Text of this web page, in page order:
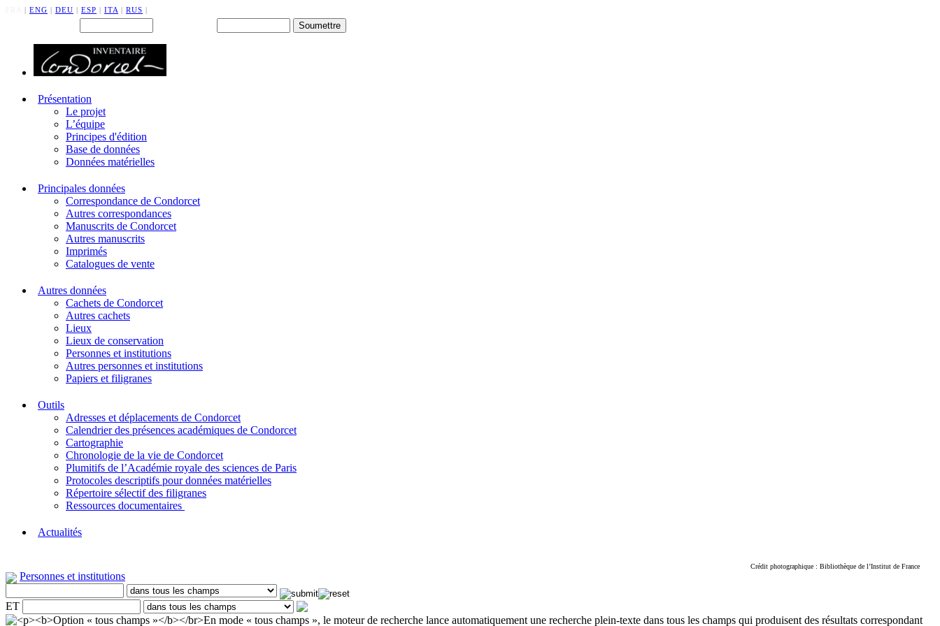
| ENG | DEU | ESP | ITA | RUS |
Présentation
Le projet
L’équipe
Principes d'édition
Base de données
Données matérielles
Principales données
Correspondance de Condorcet
Autres correspondances
Manuscrits de Condorcet
Autres manuscrits
Imprimés
Catalogues de vente
Autres données
Cachets de Condorcet
Autres cachets
Lieux
Lieux de conservation
Personnes et institutions
Autres personnes et institutions
Papiers et filigranes
Outils
Adresses et déplacements de Condorcet
Calendrier des présences académiques de Condorcet
Cartographie
Chronologie de la vie de Condorcet
Plumitifs de l’Académie royale des sciences de Paris
Protocoles descriptifs pour données matérielles
Répertoire sélectif des filigranes
Ressources documentaires
Actualités
Crédit photographique : Bibliothèque de l’Institut de France
Personnes et institutions
ET